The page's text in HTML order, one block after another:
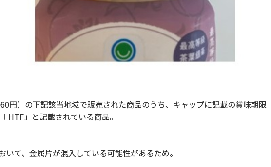
）の下記該当地域で販売された商品のうち、キャップに記載の賞味期限
HTF」と記載されている商品。
て、金属片が混入している可能性があるため。